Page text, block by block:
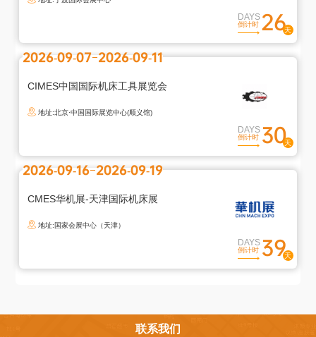
DAYS
倒计时 26
2026-09-07 2026-09-11
CIMES中国国际机床工具展览会
地址:北京·中国国际展览中心(顺义馆)
DAYS
倒计时 30
2026-09-16 2026-09-19
CMES华机展-天津国际机床展
地址:国家会展中心（天津）
DAYS
倒计时 39
联系我们